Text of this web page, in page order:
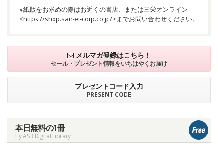
※紙版をお求めの際はお近くの書店、または三栄オンライン
<https://shop.san-ei-corp.co.jp/>までお問い合わせください。
メルマガ登録はこちら！
セール・プレゼント情報をいちはやくお届け
プレゼントコード入力
PRESENT CODE
本日無料の1冊
By ASB Digital Library